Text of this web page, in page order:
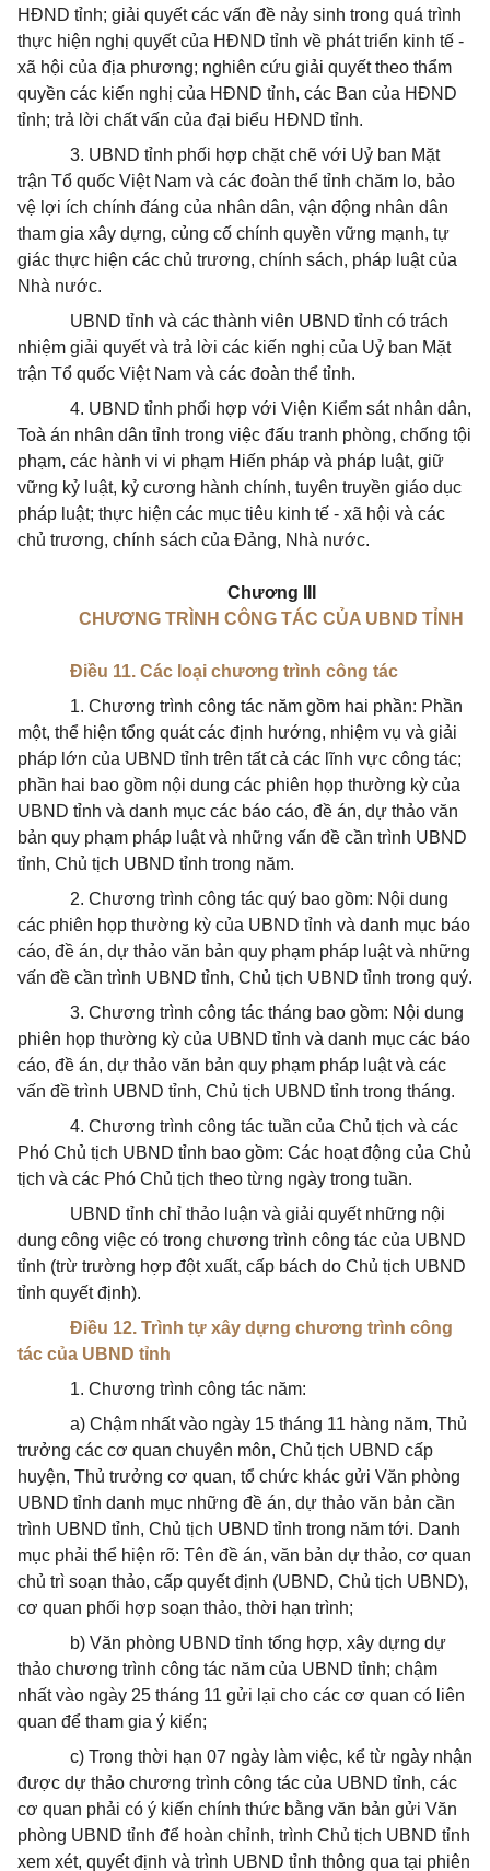
HĐND tỉnh; giải quyết các vấn đề nảy sinh trong quá trình
thực hiện nghị quyết của HĐND tỉnh về phát triển kinh tế -
xã hội của địa phương; nghiên cứu giải quyết theo thẩm
quyền các kiến nghị của HĐND tỉnh, các Ban của HĐND
tỉnh; trả lời chất vấn của đại biểu HĐND tỉnh.
3. UBND tỉnh phối hợp chặt chẽ với Uỷ ban Mặt
trận Tổ quốc Việt Nam và các đoàn thể tỉnh chăm lo, bảo
vệ lợi ích chính đáng của nhân dân, vận động nhân dân
tham gia xây dựng, củng cố chính quyền vững mạnh, tự
giác thực hiện các chủ trương, chính sách, pháp luật của
Nhà nước.
UBND tỉnh và các thành viên UBND tỉnh có trách
nhiệm giải quyết và trả lời các kiến nghị của Uỷ ban Mặt
trận Tổ quốc Việt Nam và các đoàn thể tỉnh.
4. UBND tỉnh phối hợp với Viện Kiểm sát nhân dân,
Toà án nhân dân tỉnh trong việc đấu tranh phòng, chống tội
phạm, các hành vi vi phạm Hiến pháp và pháp luật, giữ
vững kỷ luật, kỷ cương hành chính, tuyên truyền giáo dục
pháp luật; thực hiện các mục tiêu kinh tế - xã hội và các
chủ trương, chính sách của Đảng, Nhà nước.
Chương III
CHƯƠNG TRÌNH CÔNG TÁC CỦA UBND TỈNH
Điều 11. Các loại chương trình công tác
1. Chương trình công tác năm gồm hai phần: Phần
một, thể hiện tổng quát các định hướng, nhiệm vụ và giải
pháp lớn của UBND tỉnh trên tất cả các lĩnh vực công tác;
phần hai bao gồm nội dung các phiên họp thường kỳ của
UBND tỉnh và danh mục các báo cáo, đề án, dự thảo văn
bản quy phạm pháp luật và những vấn đề cần trình UBND
tỉnh, Chủ tịch UBND tỉnh trong năm.
2. Chương trình công tác quý bao gồm: Nội dung
các phiên họp thường kỳ của UBND tỉnh và danh mục báo
cáo, đề án, dự thảo văn bản quy phạm pháp luật và những
vấn đề cần trình UBND tỉnh, Chủ tịch UBND tỉnh trong quý.
3. Chương trình công tác tháng bao gồm: Nội dung
phiên họp thường kỳ của UBND tỉnh và danh mục các báo
cáo, đề án, dự thảo văn bản quy phạm pháp luật và các
vấn đề trình UBND tỉnh, Chủ tịch UBND tỉnh trong tháng.
4. Chương trình công tác tuần của Chủ tịch và các
Phó Chủ tịch UBND tỉnh bao gồm: Các hoạt động của Chủ
tịch và các Phó Chủ tịch theo từng ngày trong tuần.
UBND tỉnh chỉ thảo luận và giải quyết những nội
dung công việc có trong chương trình công tác của UBND
tỉnh (trừ trường hợp đột xuất, cấp bách do Chủ tịch UBND
tỉnh quyết định).
Điều 12. Trình tự xây dựng chương trình công
tác của UBND tỉnh
1. Chương trình công tác năm:
a) Chậm nhất vào ngày 15 tháng 11 hàng năm, Thủ
trưởng các cơ quan chuyên môn, Chủ tịch UBND cấp
huyện, Thủ trưởng cơ quan, tổ chức khác gửi Văn phòng
UBND tỉnh danh mục những đề án, dự thảo văn bản cần
trình UBND tỉnh, Chủ tịch UBND tỉnh trong năm tới. Danh
mục phải thể hiện rõ: Tên đề án, văn bản dự thảo, cơ quan
chủ trì soạn thảo, cấp quyết định (UBND, Chủ tịch UBND),
cơ quan phối hợp soạn thảo, thời hạn trình;
b) Văn phòng UBND tỉnh tổng hợp, xây dựng dự
thảo chương trình công tác năm của UBND tỉnh; chậm
nhất vào ngày 25 tháng 11 gửi lại cho các cơ quan có liên
quan để tham gia ý kiến;
c) Trong thời hạn 07 ngày làm việc, kể từ ngày nhận
được dự thảo chương trình công tác của UBND tỉnh, các
cơ quan phải có ý kiến chính thức bằng văn bản gửi Văn
phòng UBND tỉnh để hoàn chỉnh, trình Chủ tịch UBND tỉnh
xem xét, quyết định và trình UBND tỉnh thông qua tại phiên